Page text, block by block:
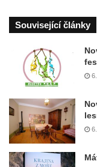
Související články